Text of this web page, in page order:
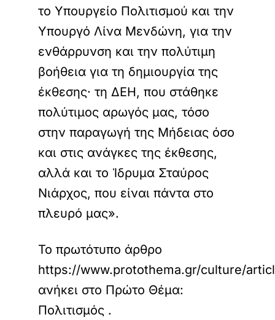
το Υπουργείο Πολιτισμού και την
Υπουργό Λίνα Μενδώνη, για την
ενθάρρυνση και την πολύτιμη
βοήθεια για τη δημιουργία της
έκθεσης· τη ΔΕΗ, που στάθηκε
πολύτιμος αρωγός μας, τόσο
στην παραγωγή της Μήδειας όσο
και στις ανάγκες της έκθεσης,
αλλά και το Ίδρυμα Σταύρος
Νιάρχος, που είναι πάντα στο
πλευρό μας».
Το πρωτότυπο άρθρο
https://www.protothema.gr/culture/
ανήκει στο Πρώτο Θέμα:
Πολιτισμός .